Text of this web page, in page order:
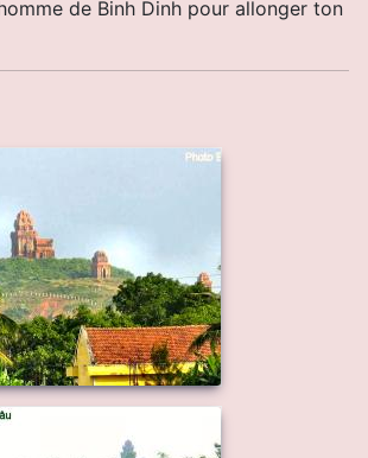
de Binh Dinh pour allonger ton